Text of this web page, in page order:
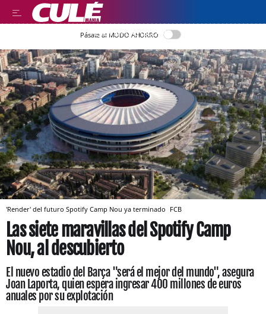
LEER EN CASTELLANO
Pásate al MODO AHORRO
'Render' del futuro Spotify Camp Nou ya terminado FCB
Las siete maravillas del Spotify Camp
Nou, al descubierto
El nuevo estadio del Barça "será el mejor del mundo", asegura
Joan Laporta, quien espera ingresar 400 millones de euros
anuales por su explotación